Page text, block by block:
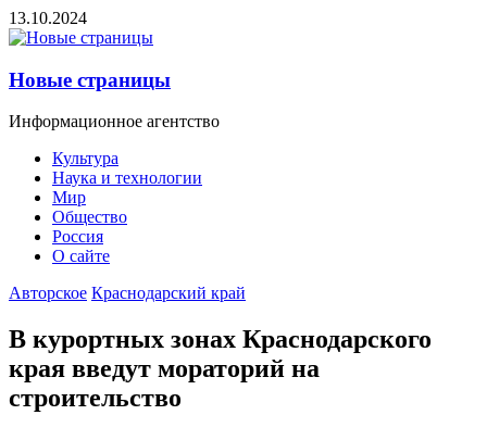
13.10.2024
Новые страницы
Информационное агентство
Культура
Наука и технологии
Мир
Общество
Россия
О сайте
Авторское Краснодарский край
В курортных зонах Краснодарского
края введут мораторий на
строительство